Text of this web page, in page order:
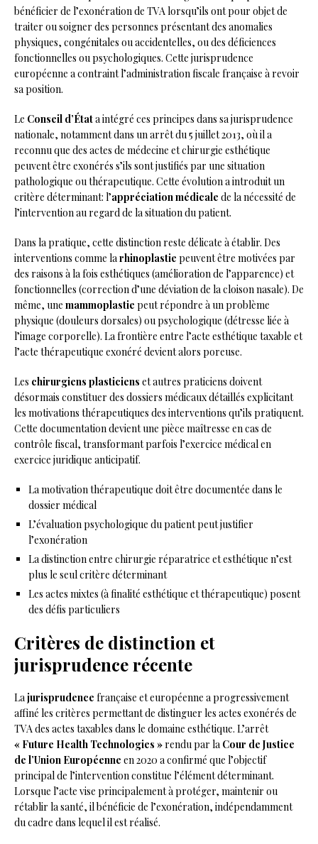
bénéficier de l’exonération de TVA lorsqu’ils ont pour objet de
traiter ou soigner des personnes présentant des anomalies
physiques, congénitales ou accidentelles, ou des déficiences
fonctionnelles ou psychologiques. Cette jurisprudence
européenne a contraint l’administration fiscale française à revoir
sa position.
Le Conseil d’Étata intégré ces principes dans sa jurisprudence
nationale, notamment dans un arrêt du 5 juillet 2013, où il a
reconnu que des actes de médecine et chirurgie esthétique
peuvent être exonérés s’ils sont justifiés par une situation
pathologique ou thérapeutique. Cette évolution a introduit un
critère déterminant: l’appréciation médicale de la nécessité de
l’intervention au regard de la situation du patient.
Dans la pratique, cette distinction reste délicate à établir. Des
interventions comme la rhinoplastie peuvent être motivées par
des raisons à la fois esthétiques (amélioration de l’apparence) et
fonctionnelles (correction d’une déviation de la cloison nasale). De
même, une mammoplastie peut répondre à un problème
physique (douleurs dorsales) ou psychologique (détresse liée à
l’image corporelle). La frontière entre l’acte esthétique taxable et
l’acte thérapeutique exonéré devient alors poreuse.
Les chirurgiens plasticiens et autres praticiens doivent
désormais constituer des dossiers médicaux détaillés explicitant
les motivations thérapeutiques des interventions qu’ils pratiquent.
Cette documentation devient une pièce maîtresse en cas de
contrôle fiscal, transformant parfois l’exercice médical en
exercice juridique anticipatif.
La motivation thérapeutique doit être documentée dans le
dossier médical
L’évaluation psychologique du patient peut justifier
l’exonération
La distinction entre chirurgie réparatrice et esthétique n’est
plus le seul critère déterminant
Les actes mixtes (à finalité esthétique et thérapeutique) posent
des défis particuliers
Critères de distinction et
jurisprudence récente
La jurisprudence française et européenne a progressivement
affiné les critères permettant de distinguer les actes exonérés de
TVA des actes taxables dans le domaine esthétique. L’arrêt
« Future Health Technologies »rendu par la Cour de Justice
de l’Union Européenne en 2020 a confirmé que l’objectif
principal de l’intervention constitue l’élément déterminant.
Lorsque l’acte vise principalement à protéger, maintenir ou
rétablir la santé, il bénéficie de l’exonération, indépendamment
du cadre dans lequel il est réalisé.